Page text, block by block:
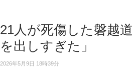
21人が死傷した磐越
を出しすぎた」
2026年5月9日 18時39分